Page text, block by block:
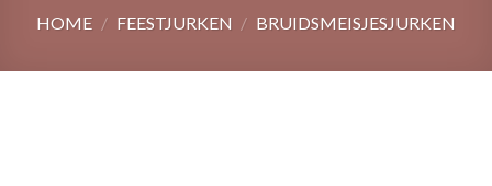
HOME / FEESTJURKEN / BRUIDSMEISJESJURKEN